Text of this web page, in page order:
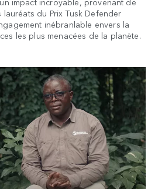
du Prix Tusk Defender
inébranlable envers la
les plus menacées de la planète.